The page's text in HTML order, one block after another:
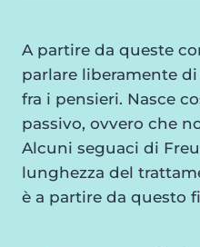
A partire da queste
parlare liberamente
fra i pensieri. Nasce
passivo, ovvero che
Alcuni seguaci di
lunghezza del
è a partire da questo